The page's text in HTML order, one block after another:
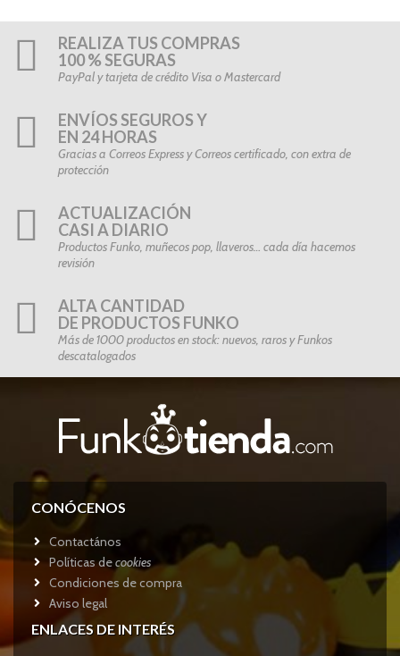
REALIZA TUS COMPRAS
100 % SEGURAS
PayPal y tarjeta de crédito Visa o Mastercard
ENVÍOS SEGUROS Y
EN 24 HORAS
Gracias a Correos Express y Correos certificado, con extra de
protección
ACTUALIZACIÓN
CASI A DIARIO
Productos Funko, muñecos pop, llaveros… cada día hacemos
revisión
ALTA CANTIDAD
DE PRODUCTOS FUNKO
Más de 1000 productos en stock: nuevos, raros y Funkos
descatalogados
CONÓCENOS
Contactános
Políticas decookies
Condiciones de compra
Aviso legal
ENLACES DE INTERÉS